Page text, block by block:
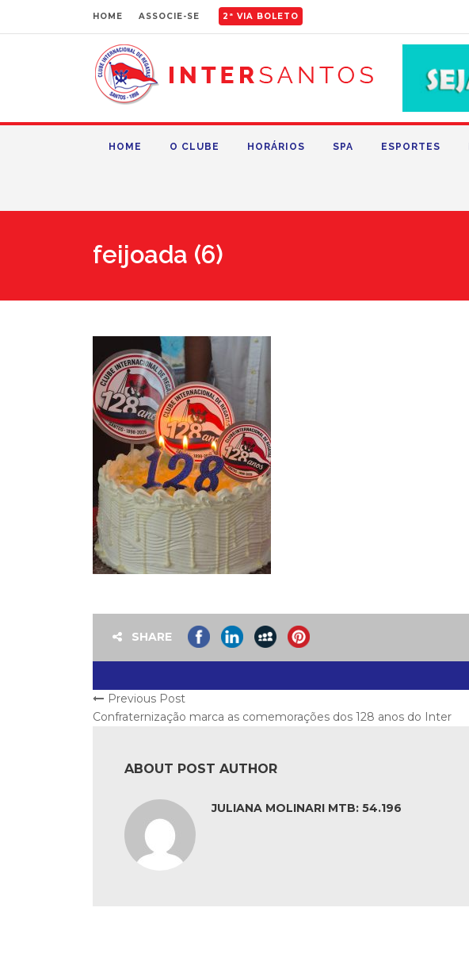
HOME ASSOCIE-SE 2ª VIA BOLETO
HOME O CLUBE HORÁRIOS SPA ESPORTES
feijoada (6)
SHARE
Previous Post
Confraternização marca as comemorações dos 128 anos do Inter
ABOUT POST AUTHOR
JULIANA MOLINARI MTB: 54.196